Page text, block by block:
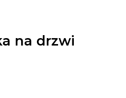
na drzwi